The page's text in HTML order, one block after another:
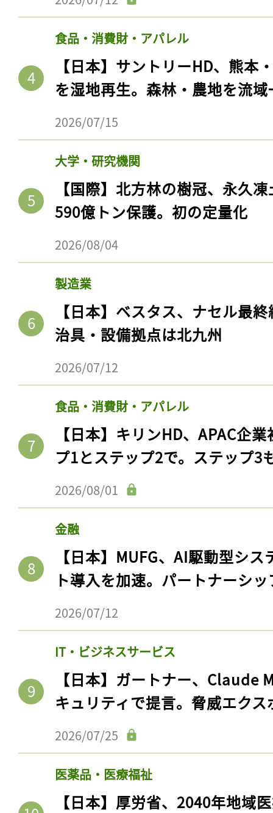
食品・消費財・アパレル
【日本】サントリーHD、熊本
を湿地再生。森林・農地を流
2026/07/15
大学・研究機関
【国際】北方林の樹冠、永久
590億トン保護。初の定量化
2026/08/04
製造業
【日本】ベスタス、ナセル最
治具・設備拠点は北九州
2026/07/12
食品・消費財・アパレル
【日本】キリンHD、APAC企
プ1とステップ2で。ステップ3
2026/08/01
金融
【日本】MUFG、AI駆動型シ
ト導入を加速。パートナーシ
2026/07/12
IT・ビジネスサービス
【日本】ガートナー、Claude
キュリティで提言。脅威エク
2026/07/25
医薬品・医療福祉
【日本】厚労省、2040年地域
記事をお気に入りに
ログインが必